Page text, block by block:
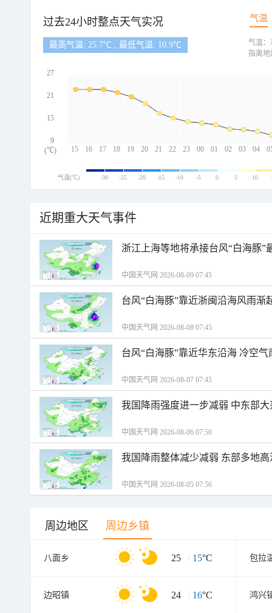
过去24小时整点天气实况 气温
最高气温: 25.7℃ , 最低气温: 10.9℃
15 16 17 18 19 20 21 22 23 00 01 02 03 04
27
21
15
9
(℃)
气温：
指离地
气温(℃) -30 -25 -20 -15 -10 -5 0 5 10
近期重大天气事件
浙江上海等地将承接台风“白海豚”
中国天气网 2026-08-09 07:45
台风“白海豚”靠近浙闽沿海风雨渐
中国天气网 2026-08-08 07:45
台风“白海豚”靠近华东沿海 冷空
中国天气网 2026-08-07 07:45
我国降雨强度进一步减弱 中东部
中国天气网 2026-08-06 07:50
我国降雨整体减少减弱 东部多地
中国天气网 2026-08-05 07:56
周边地区 周边乡镇
八面乡 25 / 15°C 包拉
边昭镇 24 / 16°C 鸿兴